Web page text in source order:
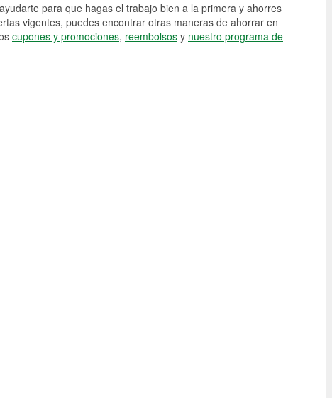
para que hagas el trabajo bien a la primera y ahorres
vigentes, puedes encontrar otras maneras de ahorrar en
cupones y promociones, reembolsos y nuestro programa de